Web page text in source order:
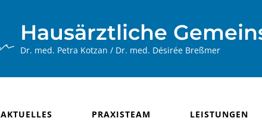
Hausärztliche
Dr. med. Petra Kotzan / Dr. med. Désirée Breßmer
AKTUELLES PRAXISTEAM LEISTUNGEN